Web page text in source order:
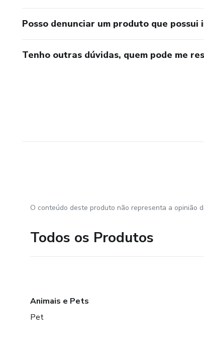
Posso denunciar um produto que possui
Tenho outras dúvidas, quem pode me
O conteúdo deste produto não representa a opinião
Todos os Produtos
Animais e Pets
Pet